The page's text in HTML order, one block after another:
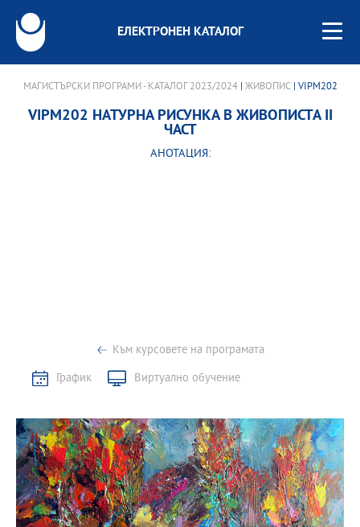
ЕЛЕКТРОНЕН КАТАЛОГ
МАГИСТЪРСКИ ПРОГРАМИ - КАТАЛОГ 2023/2024| ЖИВОПИС| VIPM202
VIPM202 НАТУРНА РИСУНКА В ЖИВОПИСТА II
ЧАСТ
АНОТАЦИЯ:
Към курсовете на програмата
График
Виртуално обучение